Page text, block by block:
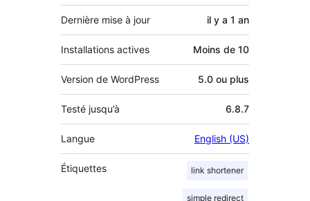
Dernière mise à jour il y a 1 an
Installations actives Moins de 10
Version de WordPress 5.0 ou plus
Testé jusqu’à 6.8.7
Langue English (US)
Étiquettes link shortener
simple redirect